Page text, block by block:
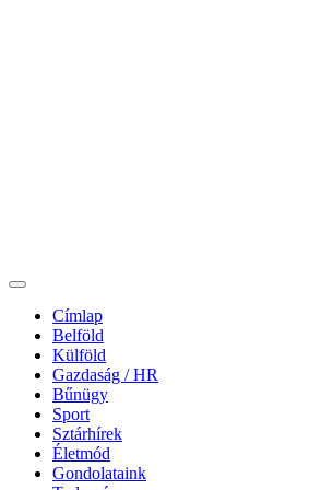
Címlap
Belföld
Külföld
Gazdaság / HR
Bűnügy
Sport
Sztárhírek
Életmód
Gondolataink